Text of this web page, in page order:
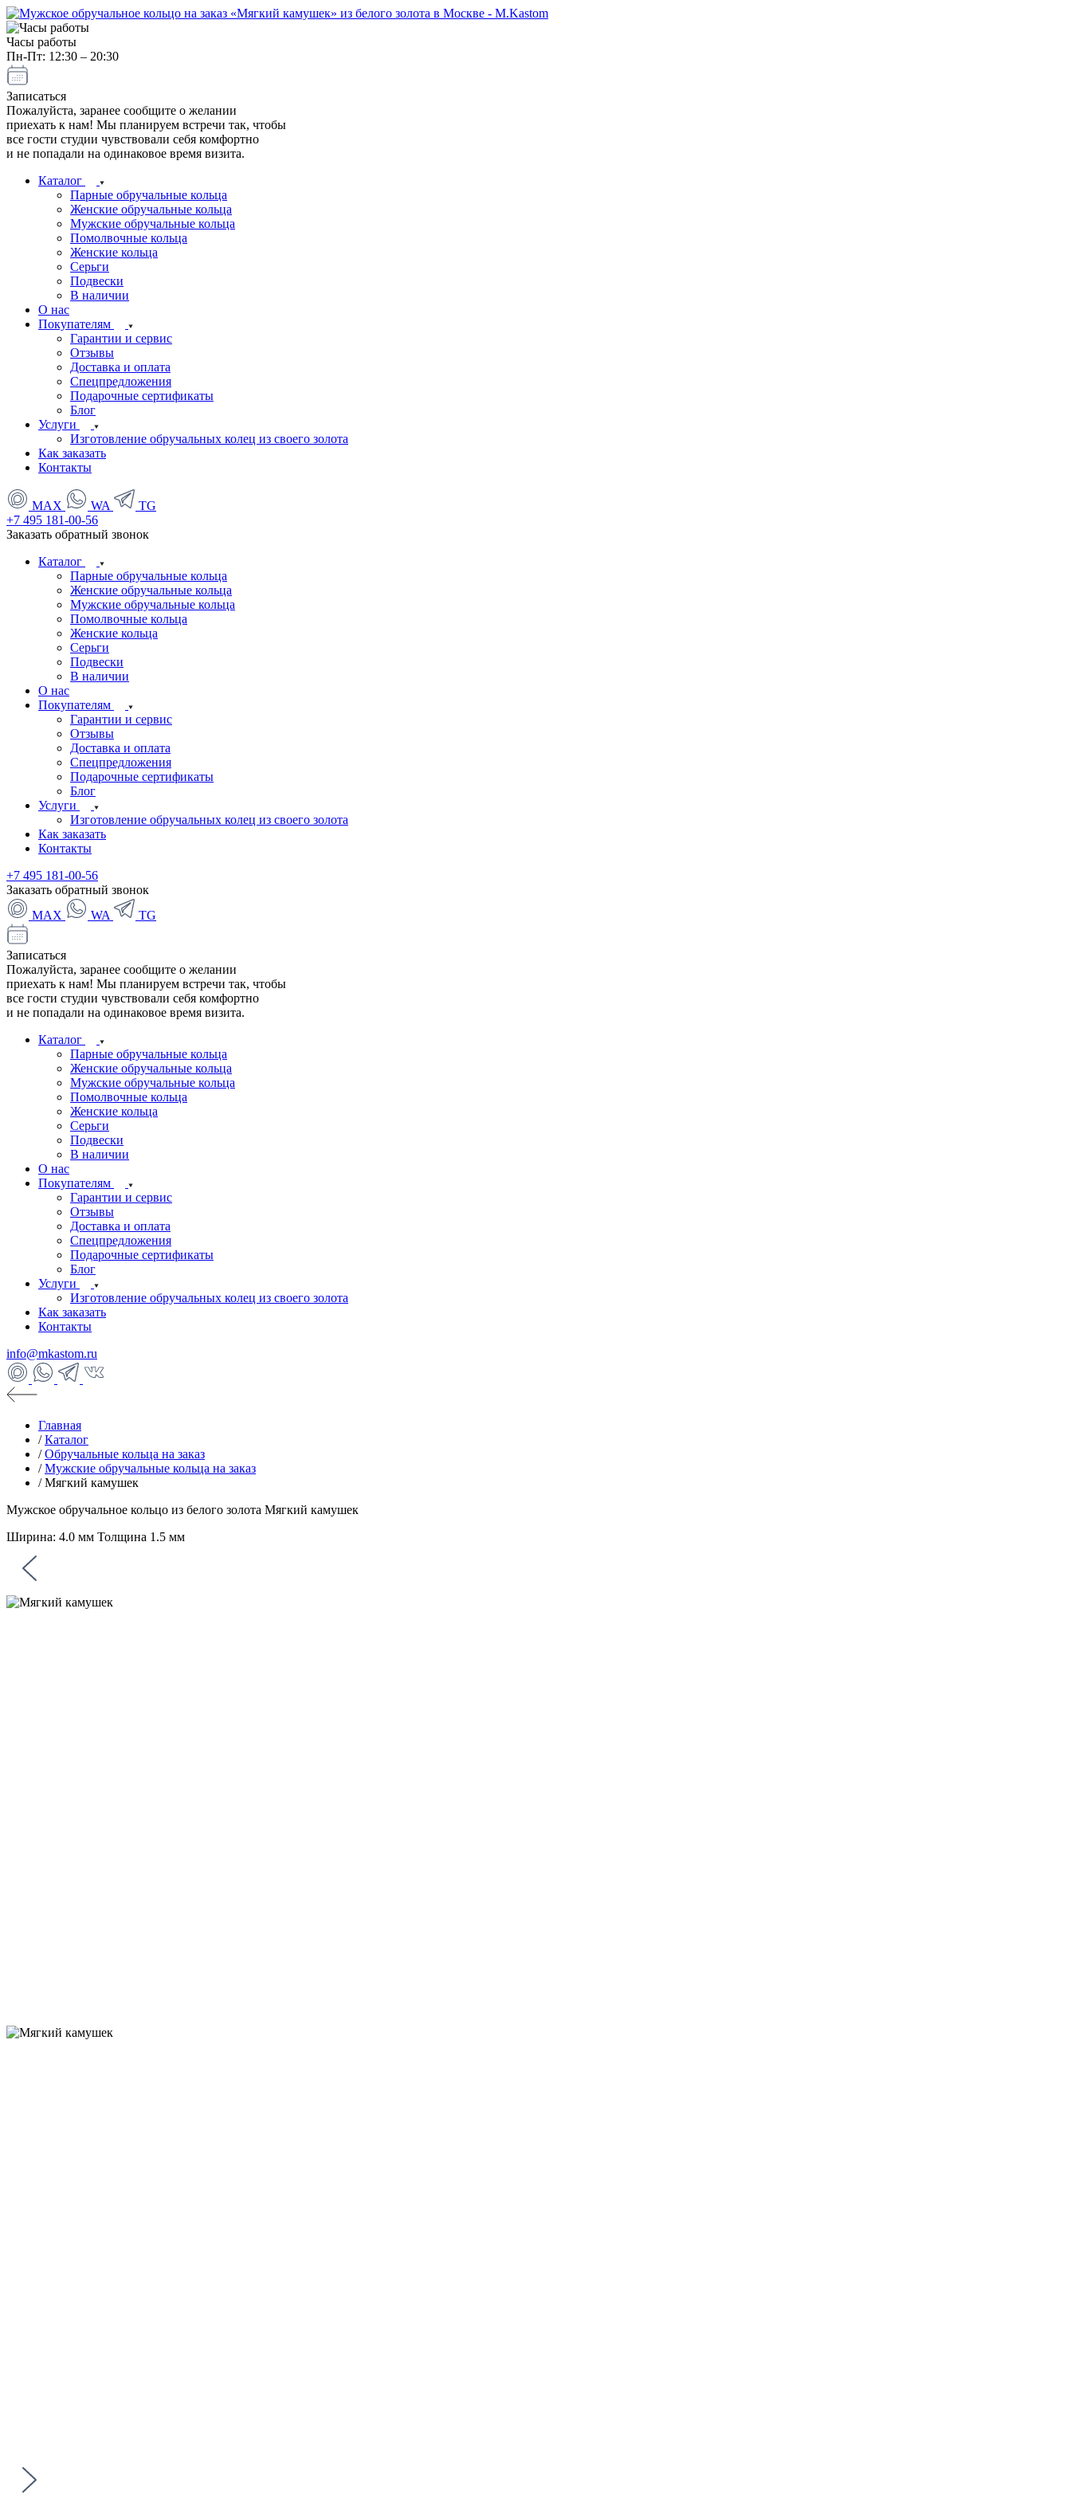
Часы работы
Пн-Пт: 12:30 – 20:30
Записаться
Пожалуйста, заранее сообщите о желании
приехать к нам! Мы планируем встречи так, чтобы
все гости студии чувствовали себя комфортно
и не попадали на одинаковое время визита.
Каталог
Парные обручальные кольца
Женские обручальные кольца
Мужские обручальные кольца
Помолвочные кольца
Женские кольца
Серьги
Подвески
В наличии
О нас
Покупателям
Гарантии и сервис
Отзывы
Доставка и оплата
Спецпредложения
Подарочные сертификаты
Блог
Услуги
Изготовление обручальных колец из своего золота
Как заказать
Контакты
MAX WA
TG
+7 495 181-00-56
Заказать обратный звонок
Каталог
Парные обручальные кольца
Женские обручальные кольца
Мужские обручальные кольца
Помолвочные кольца
Женские кольца
Серьги
Подвески
В наличии
О нас
Покупателям
Гарантии и сервис
Отзывы
Доставка и оплата
Спецпредложения
Подарочные сертификаты
Блог
Услуги
Изготовление обручальных колец из своего золота
Как заказать
Контакты
+7 495 181-00-56
Заказать обратный звонок
MAX
WA TG
Записаться
Пожалуйста, заранее сообщите о желании
приехать к нам! Мы планируем встречи так, чтобы
все гости студии чувствовали себя комфортно
и не попадали на одинаковое время визита.
Каталог
Парные обручальные кольца
Женские обручальные кольца
Мужские обручальные кольца
Помолвочные кольца
Женские кольца
Серьги
Подвески
В наличии
О нас
Покупателям
Гарантии и сервис
Отзывы
Доставка и оплата
Спецпредложения
Подарочные сертификаты
Блог
Услуги
Изготовление обручальных колец из своего золота
Как заказать
Контакты
info@mkastom.ru
Главная
/ Каталог
/ Обручальные кольца на заказ
/ Мужские обручальные кольца на заказ
/ Мягкий камушек
Мужское обручальное кольцо из белого золота Мягкий камушек
Ширина: 4.0 мм Толщина 1.5 мм